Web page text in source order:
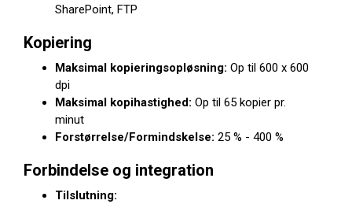
SharePoint, FTP
Kopiering
Maksimal kopieringsopløsning: Op til 600 x 600
dpi
Maksimal kopihastighed: Op til 65 kopier pr.
minut
Forstørrelse/Formindskelse: 25 % - 400 %
Forbindelse og integration
Tilslutning: